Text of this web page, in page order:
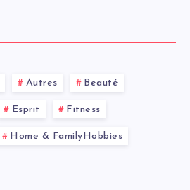
Autres Beauté
Esprit Fitness
Home & FamilyHobbies